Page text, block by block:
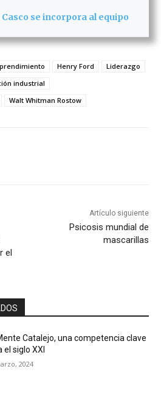
Casco se incorpora al equipo
Henry Ford
Liderazgo
industrial
Walt Whitman Rostow
el
Artículo siguiente
Psicosis mundial de
mascarillas
Catalejo, una competencia clave
el siglo XXI
2024